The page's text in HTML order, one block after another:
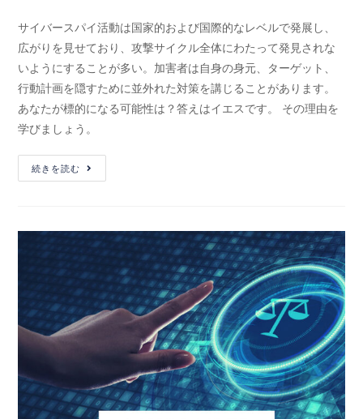
サイバースパイ活動は国家的および国際的なレベルで発展し、
広がりを見せており、攻撃サイクル全体にわたって発見されな
いようにすることが多い。加害者は自身の身元、ターゲット、
行動計画を隠すために並外れた対策を講じることがあります。
あなたが標的になる可能性は？答えはイエスです。 その理由を
学びましょう。
続きを読む